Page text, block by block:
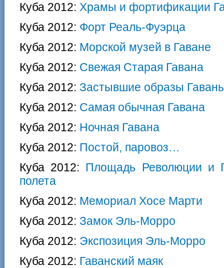
Куба 2012: Храмы и фортификации
Куба 2012: Форт Реаль-Фуэрца
Куба 2012: Морской музей в Гаване
Куба 2012: Свежая Старая Гавана
Куба 2012: Застывшие образы
Куба 2012: Самая обычная Гавана
Куба 2012: Ночная Гавана
Куба 2012: Постой, паровоз…
Куба 2012: Площадь Революции и
полета
Куба 2012: Мемориал Хосе Марти
Куба 2012: Замок Эль-Морро
Куба 2012: Экспозиция Эль-Морро
Куба 2012: Гаванский маяк